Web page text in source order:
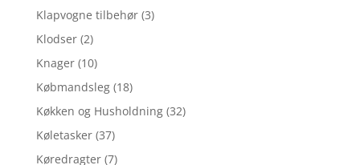
Klapvogne tilbehør (3)
Klodser (2)
Knager (10)
Købmandsleg (18)
Køkken og Husholdning (32)
Køletasker (37)
Køredragter (7)